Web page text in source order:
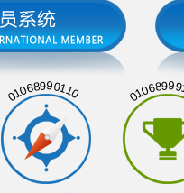
01068990110